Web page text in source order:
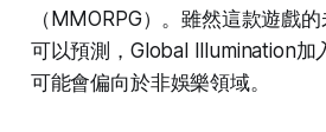
（MMORPG）。雖然這款遊戲
可以預測，Global Illumination加
可能會偏向於非娛樂領域。